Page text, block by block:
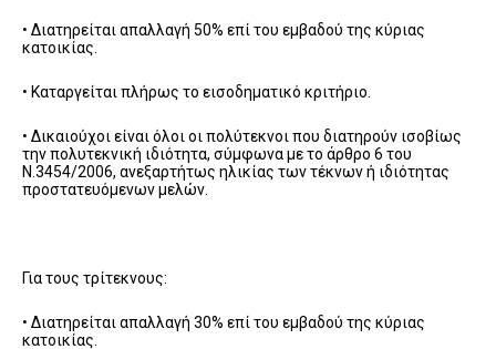
• Διατηρείται απαλλαγή 50% επί του εμβαδού της κύριας
κατοικίας.
• Καταργείται πλήρως το εισοδηματικό κριτήριο.
• Δικαιούχοι είναι όλοι οι πολύτεκνοι που διατηρούν ισοβίως
την πολυτεκνική ιδιότητα, σύμφωνα με το άρθρο 6 του
Ν.3454/2006, ανεξαρτήτως ηλικίας των τέκνων ή ιδιότητας
προστατευόμενων μελών.
Για τους τρίτεκνους:
• Διατηρείται απαλλαγή 30% επί του εμβαδού της κύριας
κατοικίας.